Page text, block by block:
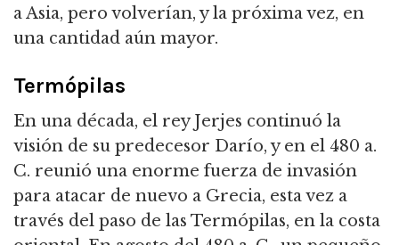
a Asia, pero volverían, y la próxima vez, en
una cantidad aún mayor.
Termópilas
En una década, el rey Jerjes continuó la
visión de su predecesor Darío, y en el 480 a.
C. reunió una enorme fuerza de invasión
para atacar de nuevo a Grecia, esta vez a
través del paso de las Termópilas, en la costa